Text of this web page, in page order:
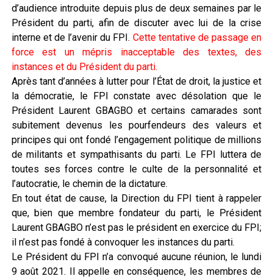
d’audience introduite depuis plus de deux semaines par le
Président du parti, afin de discuter avec lui de la crise
interne et de l’avenir du FPI. Cette tentative de passage en
force est un mépris inacceptable des textes, des
instances et du Président du parti.
Après tant d’années à lutter pour l’État de droit, la justice et
la démocratie, le FPI constate avec désolation que le
Président Laurent GBAGBO et certains camarades sont
subitement devenus les pourfendeurs des valeurs et
principes qui ont fondé l’engagement politique de millions
de militants et sympathisants du parti. Le FPI luttera de
toutes ses forces contre le culte de la personnalité et
l’autocratie, le chemin de la dictature.
En tout état de cause, la Direction du FPI tient à rappeler
que, bien que membre fondateur du parti, le Président
Laurent GBAGBO n’est pas le président en exercice du FPI;
il n’est pas fondé à convoquer les instances du parti.
Le Président du FPI n’a convoqué aucune réunion, le lundi
9 août 2021. Il appelle en conséquence, les membres de